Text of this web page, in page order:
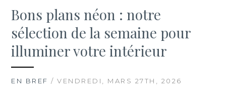
Bons plans néon : notre
sélection de la semaine pour
illuminer votre intérieur
EN BREF / VENDREDI, MARS 27TH, 2026